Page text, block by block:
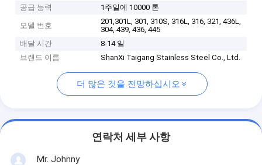
공급 능력
1주일에 10000 톤
모델 번호
201,301L, 301, 310S, 316L, 316, 321, 436L,
304, 439, 436, 445
배달 시간
8-14 일
브랜드 이름
ShanXi Taigang Stainless Steel Co., Ltd.
더 많은 것을 전망하십시오
연락처 세부 사항
Mr. Johnny